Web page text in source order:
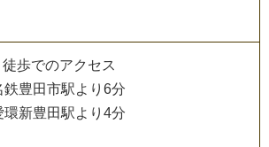
徒歩でのアクセス
鉄豊田市駅より6分
環新豊田駅より4分